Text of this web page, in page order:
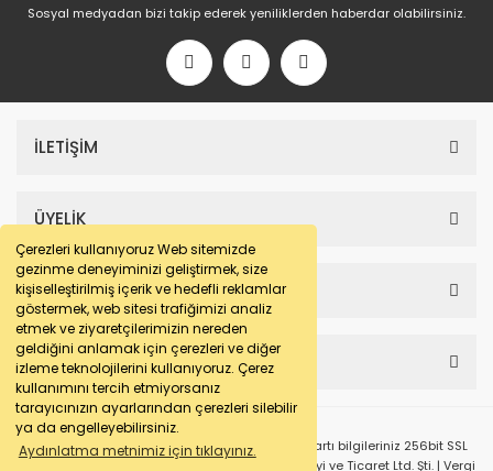
Çerezleri kullanıyoruz Web sitemizde
gezinme deneyiminizi geliştirmek, size
kişiselleştirilmiş içerik ve hedefli reklamlar
göstermek, web sitesi trafiğimizi analiz
etmek ve ziyaretçilerimizin nereden
geldiğini anlamak için çerezleri ve diğer
izleme teknolojilerini kullanıyoruz. Çerez
kullanımını tercih etmiyorsanız
tarayıcınızın ayarlarından çerezleri silebilir
ya da engelleyebilirsiniz.
Aydınlatma metnimiz için tıklayınız.
Sosyal medyadan bizi takip ederek yeniliklerden haberdar olabilirsiniz.
İLETİŞİM
ÜYELİK
SAYFALAR
HESABIM
© e-makarna.com Tüm Hakları Saklıdır. Kredi kartı bilgileriniz 256bit SSL
sertifikası ile korunmaktadır. Pasfil Makine Sanayi ve Ticaret Ltd. Şti. | Vergi